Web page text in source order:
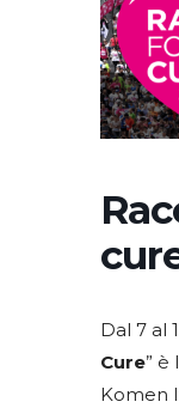
Dal 7 al
Cure” è
Komen